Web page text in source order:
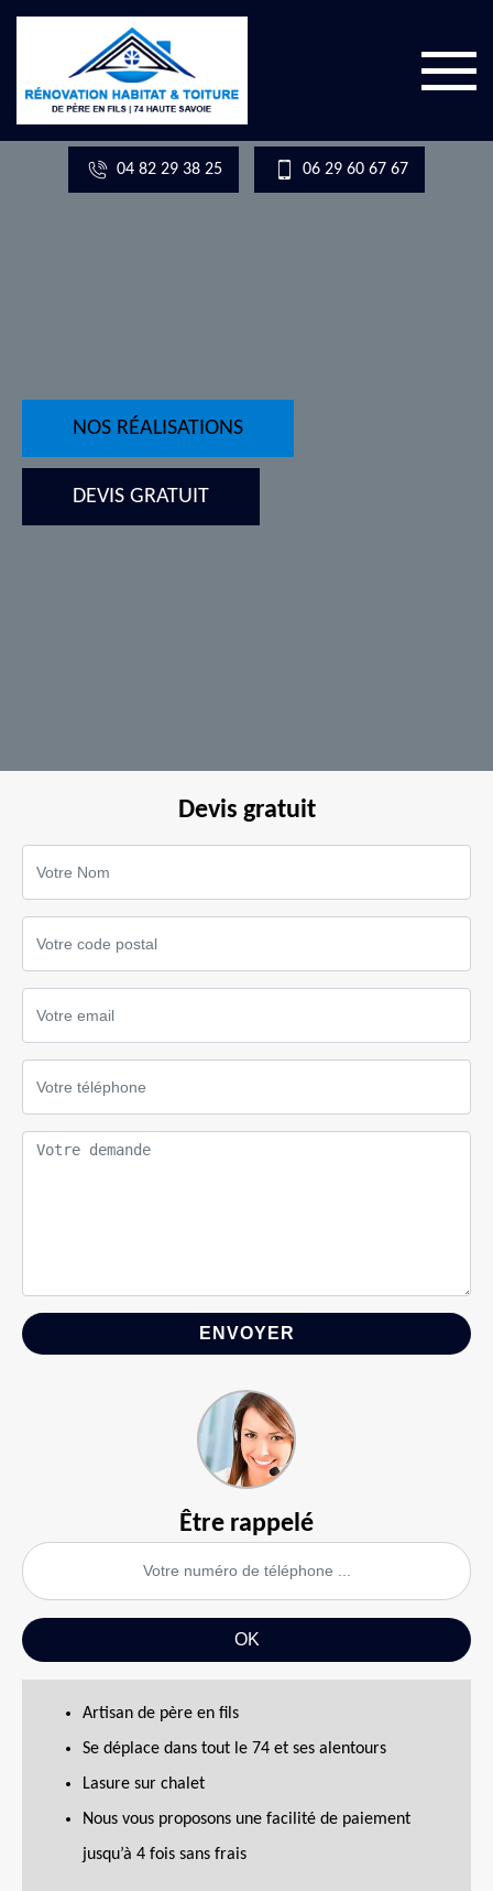
04 82 29 38 25 06 29 60 67 67
NOS RÉALISATIONS
DEVIS GRATUIT
Devis gratuit
Être rappelé
Artisan de père en fils
Se déplace dans tout le 74 et ses alentours
Lasure sur chalet
Nous vous proposons une facilité de paiement
jusqu’à 4 fois sans frais